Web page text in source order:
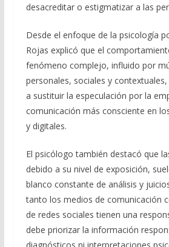
desacreditar o estigmatizar a las
Desde el enfoque de la psicología
Rojas explicó que el
fenómeno complejo, influido por
personales, sociales y
a sustituir la especulación por la
comunicación más consciente en
y digitales.
El psicólogo también destacó que
debido a su nivel de exposición,
blanco constante de análisis y
tanto los medios de comunicación
de redes sociales tienen una
debe priorizar la información
diagnósticos ni interpretaciones